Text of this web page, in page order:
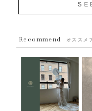
~５５００円
１１０００円以上
NEW YORK MIND -
ハワイウェディングサ
企業・法人様
ウェディングコンフ
実店舗について -大阪
センター店・沖縄 嘉
Recommend オススメ